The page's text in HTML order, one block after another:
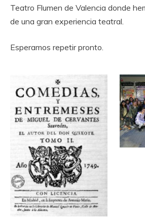
Teatro Flumen de Valencia donde
de una gran experiencia teatral.
Esperamos repetir pronto.